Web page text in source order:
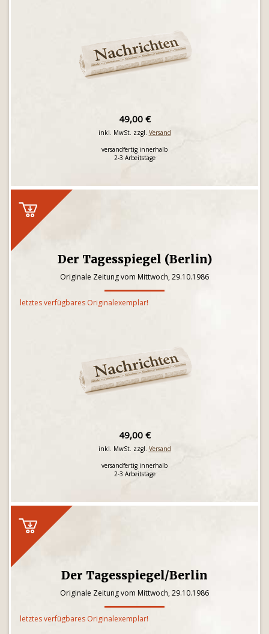
49,00 €
inkl. MwSt. zzgl. Versand
versandfertig innerhalb
2-3 Arbeitstage
Der Tagesspiegel (Berlin)
Originale Zeitung vom Mittwoch, 29.10.1986
letztes verfügbares Originalexemplar!
49,00 €
inkl. MwSt. zzgl. Versand
versandfertig innerhalb
2-3 Arbeitstage
Der Tagesspiegel/Berlin
Originale Zeitung vom Mittwoch, 29.10.1986
letztes verfügbares Originalexemplar!